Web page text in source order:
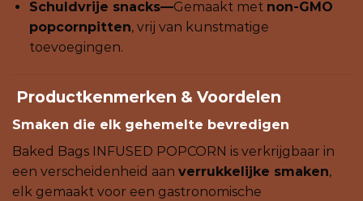
Schuldvrije snacks—Gemaakt met non-GMO
popcornpitten, vrij van kunstmatige
toevoegingen.
Productkenmerken & Voordelen
Smaken die elk gehemelte bevredigen
Baked Bags INFUSED POPCORN is verkrijgbaar in
een verscheidenheid aan verrukkelijke smaken,
elk gemaakt voor een gastronomische